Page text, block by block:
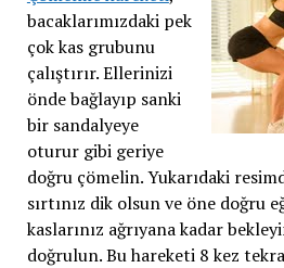
bacaklarımızdaki pek
çok kas grubunu
çalıştırır. Ellerinizi
önde bağlayıp sanki
bir sandalyeye
oturur gibi geriye
doğru çömelin. Yukarıdaki
sırtınız dik olsun ve öne doğru
kaslarınız ağrıyana kadar
doğrulun. Bu hareketi 8 kez